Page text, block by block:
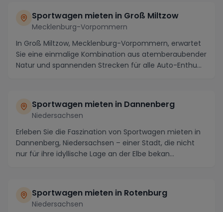
Sportwagen mieten in Groß Miltzow
Mecklenburg-Vorpommern
In Groß Miltzow, Mecklenburg-Vorpommern, erwartet
Sie eine einmalige Kombination aus atemberaubender
Natur und spannenden Strecken für alle Auto-Enthu...
Sportwagen mieten in Dannenberg
Niedersachsen
Erleben Sie die Faszination von Sportwagen mieten in
Dannenberg, Niedersachsen – einer Stadt, die nicht
nur für ihre idyllische Lage an der Elbe bekan...
Sportwagen mieten in Rotenburg
Niedersachsen